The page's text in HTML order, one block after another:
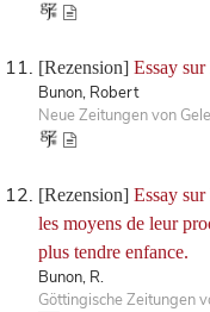
[Rezension] Essay
Bunon, Robert
Neue Zeitungen von
[Rezension] Essay
les moyens de leur
plus tendre enfance.
Bunon, R.
Göttingische Zeitungen